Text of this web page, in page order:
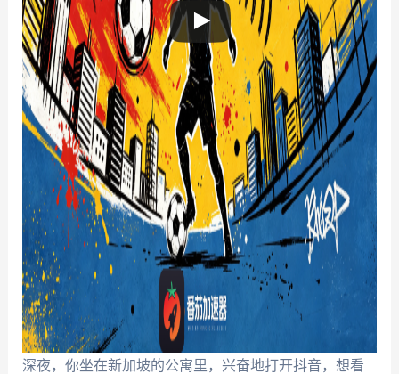
深夜，你坐在新加坡的公寓里，兴奋地打开抖音，想看